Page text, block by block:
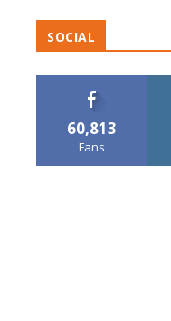
SOCIAL
60,813
Fans